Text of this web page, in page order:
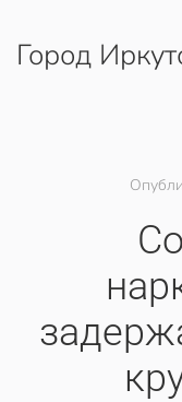
Перейти к
Город